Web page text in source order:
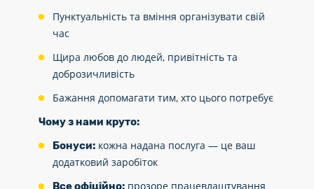
Пунктуальність та вміння організувати свій
час
Щира любов до людей, привітність та
доброзичливість
Бажання допомагати тим, хто цього потребує
Чому з нами круто:
Бонуси: кожна надана послуга — це ваш
додатковий заробіток
Все офіційно: прозоре працевлаштування